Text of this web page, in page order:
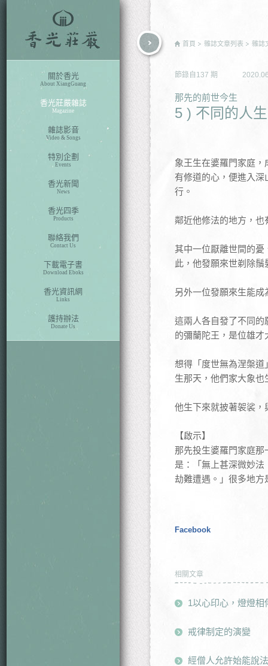
關於香光
About XiangGuang
香光莊嚴雜誌
Magazine
雜誌影音
Video & Songs
特別企劃
Events
香光新聞
News
香光四季
Products
聯絡我們
Contact Us
下載電子書
Download Eboks
香光資訊網
Links
護持辦法
Donate Us
首頁 雜誌文章列表 雜誌
節錄自 137 期
那先的前世今生
5 ) 不同的人
象王生在婆羅門家庭
有修道的心，便進入深
行。
鄰近他修法的地方，
其中一位厭離世間的
此，他發願來世剃除
另外一位發願來生能
這兩人各自發了不同
的彌蘭陀王，是位雄才
想得「度世無為涅槃
生那天，他們家大象
他生下來就披著袈裟
【啟示】
那先投生婆羅門家庭
是：「無上甚深微妙法
劫難遭遇。」很多地
Facebook
相關文章
1以心印心，燈燈相
戒律制定的演變
經僧人允許始能說法